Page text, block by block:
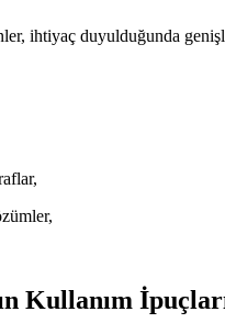
ihtiyaç duyulduğunda
Kullanım